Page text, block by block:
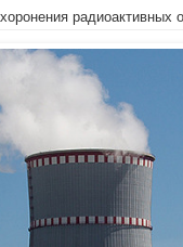
радиоактивных